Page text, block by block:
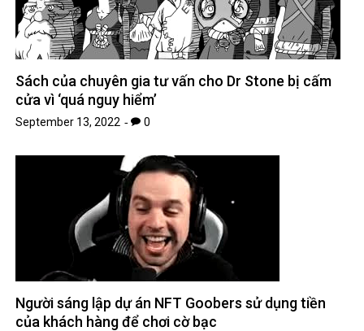
Sách của chuyên gia tư vấn cho Dr Stone bị cấm
cửa vì ‘quá nguy hiểm’
September 13, 2022 0
Người sáng lập dự án NFT Goobers sử dụng tiền
của khách hàng để chơi cờ bạc